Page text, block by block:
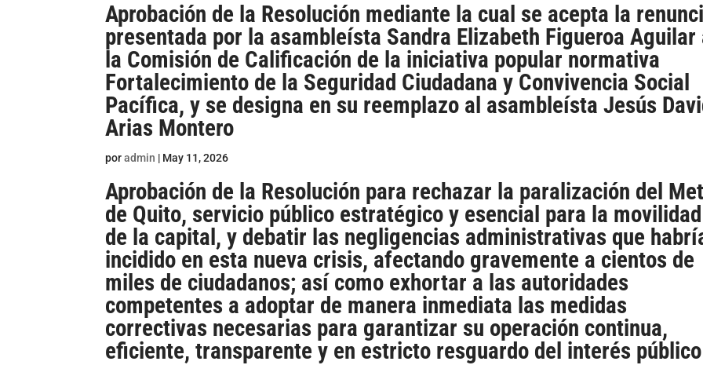
Aprobación de la Resolución mediante la cual se acepta la
presentada por la asambleísta Sandra Elizabeth Figueroa Aguilar
la Comisión de Calificación de la iniciativa popular normativa
Fortalecimiento de la Seguridad Ciudadana y Convivencia Social
Pacífica, y se designa en su reemplazo al asambleísta Jesús
Arias Montero
poradmin | May 11, 2026
Aprobación de la Resolución para rechazar la paralización del
de Quito, servicio público estratégico y esencial para la movilidad
de la capital, y debatir las negligencias administrativas que
incidido en esta nueva crisis, afectando gravemente a cientos de
miles de ciudadanos; así como exhortar a las autoridades
competentes a adoptar de manera inmediata las medidas
correctivas necesarias para garantizar su operación continua,
eficiente, transparente y en estricto resguardo del interés público